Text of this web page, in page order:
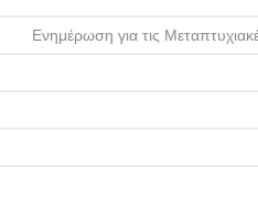
Ενημέρωση για τις